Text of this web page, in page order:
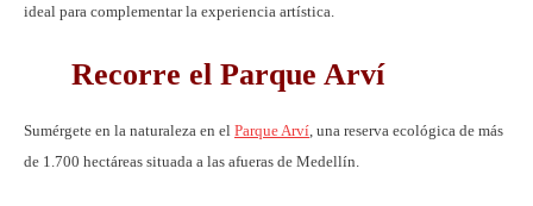
ideal para complementar la experiencia artística.
Recorre el Parque Arví
Sumérgete en la naturaleza en el Parque Arví, una reserva ecológica de más
de 1.700 hectáreas situada a las afueras de Medellín.